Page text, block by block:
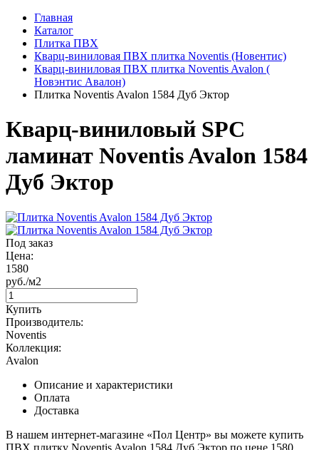
Главная
Каталог
Плитка ПВХ
Кварц-виниловая ПВХ плитка Noventis (Новентис)
Кварц-виниловая ПВХ плитка Noventis Avalon (
Новэнтис Авалон)
Плитка Noventis Avalon 1584 Дуб Эктор
Кварц-виниловый SPC
ламинат Noventis Avalon 1584
Дуб Эктор
Под заказ
Цена:
1580
руб./м2
Купить
Производитель:
Noventis
Коллекция:
Avalon
Описание и характеристики
Оплата
Доставка
В нашем интернет-магазине «Пол Центр» вы можете купить
ПВХ плитку Noventis Avalon 1584 Дуб Эктор по цене 1580